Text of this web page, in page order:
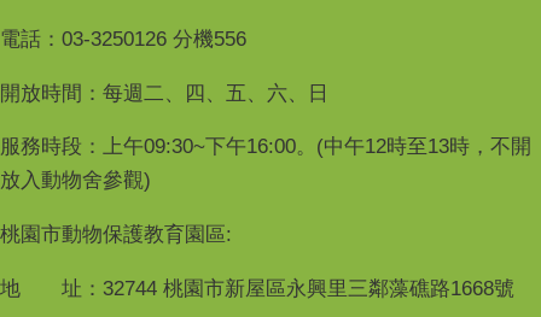
電話：03-3250126 分機556
開放時間：每週二、四、五、六、日
服務時段：上午09:30~下午16:00。(中午12時至13時，不開
放入動物舍參觀)
桃園市動物保護教育園區:
地 址：32744 桃園市新屋區永興里三鄰藻礁路1668號